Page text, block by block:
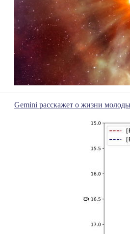
Gemini расскажет о жизни